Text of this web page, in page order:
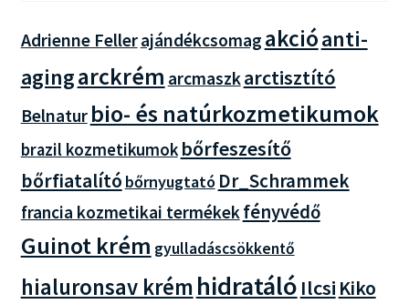
Adrienne Fellerajándékcsomag akcióanti-
agingarckrém arcmaszkarctisztító
Belnatur bio- és natúrkozmetikumok
brazil kozmetikumok bőrfeszesítő
bőrfiatalító bőrnyugtató Dr_Schrammek
francia kozmetikai termékekfényvédő
Guinot krém gyulladáscsökkentő
hialuronsav krémhidratáló Ilcsi Kiko